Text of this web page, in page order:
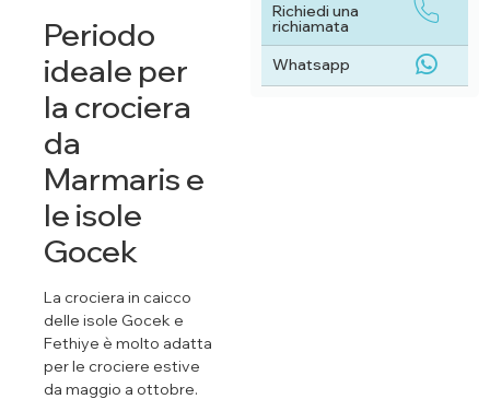
Periodo
ideale per
la crociera
da
Marmaris e
le isole
Gocek
La crociera in caicco
delle isole Gocek e
Fethiye è molto adatta
per le crociere estive
da maggio a ottobre.
Richiedi una
richiamata
Whatsapp